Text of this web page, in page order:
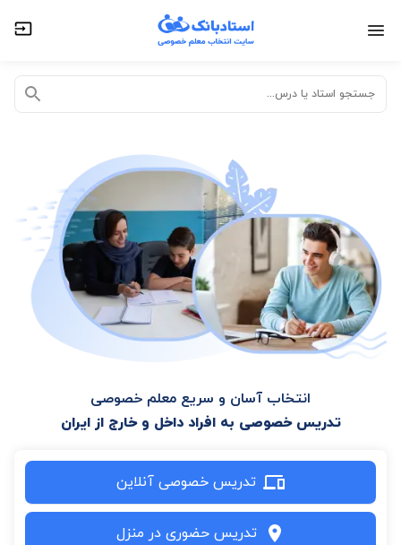
جستجو استاد یا درس...
انتخاب آسان و سریع معلم خصوصی
تدریس خصوصی به افراد داخل و خارج از ایران
تدریس خصوصی آنلاین
تدریس حضوری در منزل
تدریس خصوصی آنلاین